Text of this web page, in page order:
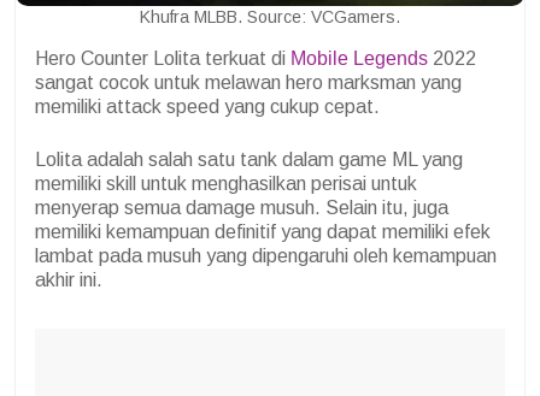
Khufra MLBB. Source: VCGamers.
Hero Counter Lolita terkuat di Mobile Legends 2022
sangat cocok untuk melawan hero marksman yang
memiliki attack speed yang cukup cepat.
Lolita adalah salah satu tank dalam game ML yang
memiliki skill untuk menghasilkan perisai untuk
menyerap semua damage musuh. Selain itu, juga
memiliki kemampuan definitif yang dapat memiliki efek
lambat pada musuh yang dipengaruhi oleh kemampuan
akhir ini.